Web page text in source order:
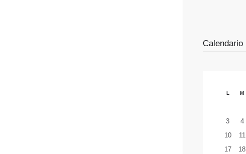
Calendario
L M
3
4
10
11
17
18